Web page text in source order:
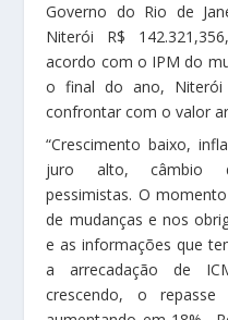
Governo do Rio de
Niterói R$
acordo com o IPM do
o final do ano, Niterói
confrontar com o valor
“Crescimento baixo,
juro alto, câmbio
pessimistas. O
de mudanças e nos
e as informações que
a arrecadação de
crescendo, o